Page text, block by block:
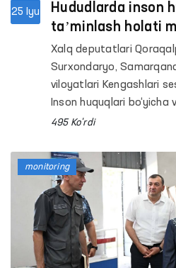
25 Iyu
Hududlarda inson
taʼminlash holati
sessiyalarida
Xalq deputatlari
Surxondaryo,
viloyatlari Kengashlari
Inson huquqlari
tegishli mintaqaviy
manfaatlarini himoya
maʼruzalar taqdim etildi.
495 Ko'rdi
monitoring